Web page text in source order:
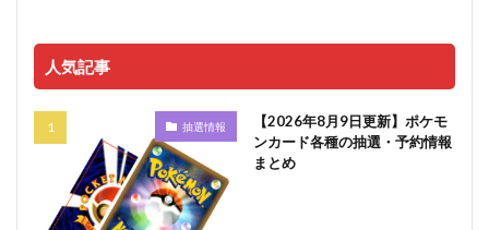
人気記事
抽選情報
【2026年8月9日更新】ポケモ
ンカード各種の抽選・予約情報
まとめ